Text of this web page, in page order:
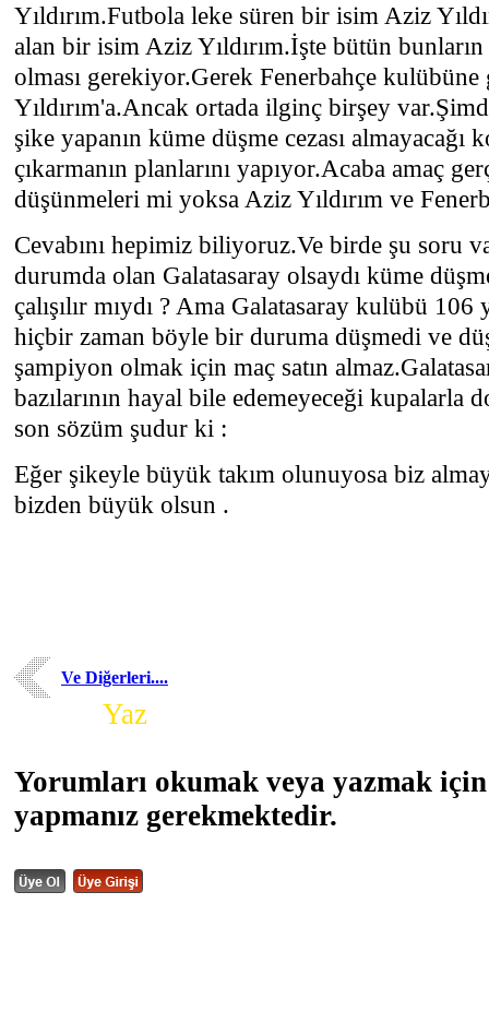
Yıldırım.Futbola leke süren bir isim Aziz
alan bir isim Aziz Yıldırım.İşte bütün bunların
olması gerekiyor.Gerek Fenerbahçe kulübüne
Yıldırım'a.Ancak ortada ilginç birşey
şike yapanın küme düşme cezası
çıkarmanın planlarını yapıyor.Acaba amaç
düşünmeleri mi yoksa Aziz Yıldırım ve
Cevabını hepimiz biliyoruz.Ve birde şu soru
durumda olan Galatasaray olsaydı küme
çalışılır mıydı ? Ama Galatasaray kulübü
hiçbir zaman böyle bir duruma düşmedi ve
şampiyon olmak için maç satın
bazılarının hayal bile edemeyeceği kupalarla
son sözüm şudur ki :
Eğer şikeyle büyük takım olunuyosa biz
bizden büyük olsun .
Ve Diğerleri....
Yaz
Yorumları okumak veya yazmak
yapmanız gerekmektedir.